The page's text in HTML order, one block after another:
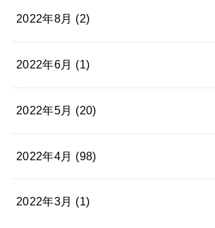
2022年8月 (2)
2022年6月 (1)
2022年5月 (20)
2022年4月 (98)
2022年3月 (1)